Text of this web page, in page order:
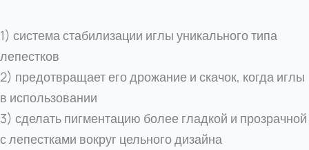
1) система стабилизации иглы уникального типа
лепестков
2) предотвращает его дрожание и скачок, когда иглы
в использовании
3) сделать пигментацию более гладкой и прозрачной
с лепестками вокруг цельного дизайна